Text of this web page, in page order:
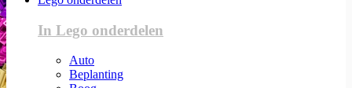
In Lego onderdelen
Auto
Beplanting